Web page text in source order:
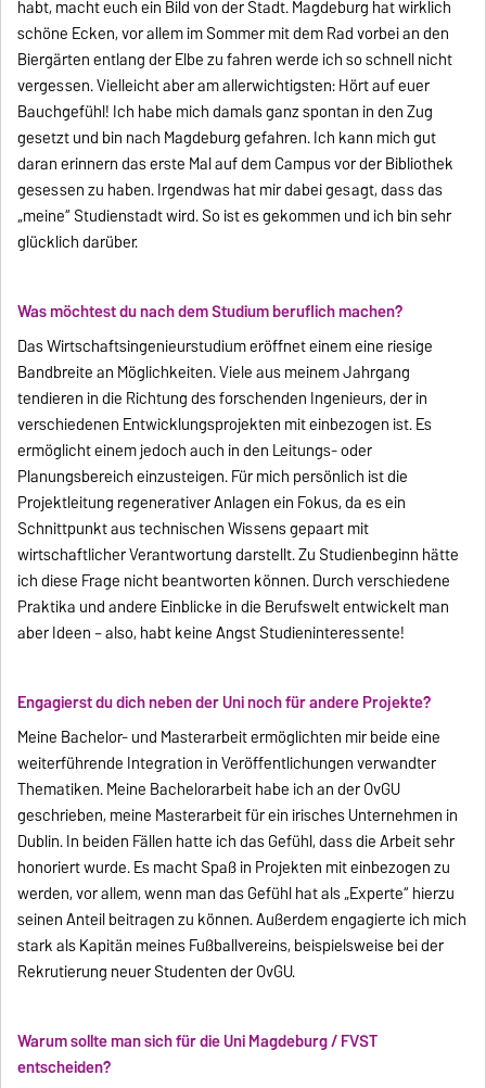
habt, macht euch ein Bild von der Stadt. Magdeburg hat wirklich
schöne Ecken, vor allem im Sommer mit dem Rad vorbei an den
Biergärten entlang der Elbe zu fahren werde ich so schnell nicht
vergessen. Vielleicht aber am allerwichtigsten: Hört auf euer
Bauchgefühl! Ich habe mich damals ganz spontan in den Zug
gesetzt und bin nach Magdeburg gefahren. Ich kann mich gut
daran erinnern das erste Mal auf dem Campus vor der Bibliothek
gesessen zu haben. Irgendwas hat mir dabei gesagt, dass das
„meine“ Studienstadt wird. So ist es gekommen und ich bin sehr
glücklich darüber.
Was möchtest du nach dem Studium beruflich machen?
Das Wirtschaftsingenieurstudium eröffnet einem eine riesige
Bandbreite an Möglichkeiten. Viele aus meinem Jahrgang
tendieren in die Richtung des forschenden Ingenieurs, der in
verschiedenen Entwicklungsprojekten mit einbezogen ist. Es
ermöglicht einem jedoch auch in den Leitungs- oder
Planungsbereich einzusteigen. Für mich persönlich ist die
Projektleitung regenerativer Anlagen ein Fokus, da es ein
Schnittpunkt aus technischen Wissens gepaart mit
wirtschaftlicher Verantwortung darstellt. Zu Studienbeginn hätte
ich diese Frage nicht beantworten können. Durch verschiedene
Praktika und andere Einblicke in die Berufswelt entwickelt man
aber Ideen – also, habt keine Angst Studieninteressente!
Engagierst du dich neben der Uni noch für andere Projekte?
Meine Bachelor- und Masterarbeit ermöglichten mir beide eine
weiterführende Integration in Veröffentlichungen verwandter
Thematiken. Meine Bachelorarbeit habe ich an der OvGU
geschrieben, meine Masterarbeit für ein irisches Unternehmen in
Dublin. In beiden Fällen hatte ich das Gefühl, dass die Arbeit sehr
honoriert wurde. Es macht Spaß in Projekten mit einbezogen zu
werden, vor allem, wenn man das Gefühl hat als „Experte“ hierzu
seinen Anteil beitragen zu können. Außerdem engagierte ich mich
stark als Kapitän meines Fußballvereins, beispielsweise bei der
Rekrutierung neuer Studenten der OvGU.
Warum sollte man sich für die Uni Magdeburg / FVST
entscheiden?